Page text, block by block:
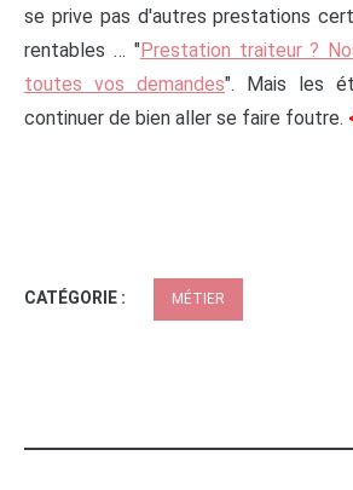
se prive pas d'autres prestations
rentables … "Prestation traiteur ?
toutes vos demandes". Mais les
continuer de bien aller se faire foutre.
CATÉGORIE : MÉTIER